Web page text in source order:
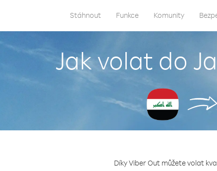
Stáhnout Funkce Komunity
Jak volat do
Díky Viber Out můžete volat